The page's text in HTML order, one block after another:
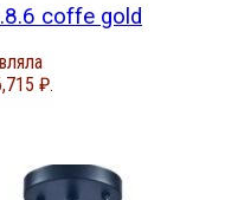
coffe gold
₽.